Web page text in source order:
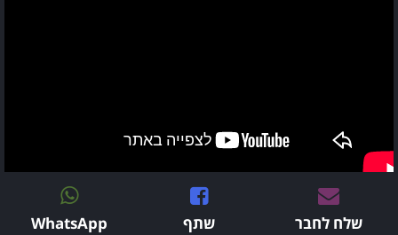
שלח לחבר שתף WhatsApp